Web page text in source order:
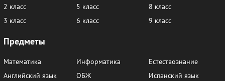
2 класс
3 класс
5 класс
6 класс
8 класс
9 класс
Предметы
Математика
Английский язык
Информатика
ОБЖ
Естествознание
Испанский язык